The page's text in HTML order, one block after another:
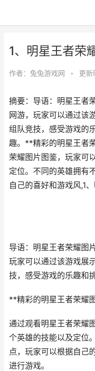
1、明星王者荣
作者： 兔兔游戏网 • 更
摘要：导语：明星王者
网游，玩家可以通过该
组队竞技，感受游戏的
趣。**精彩的明星王者
荣耀图片图鉴，玩家可
定位。不同的英雄拥有
自己的喜好和游戏风,1
导语：明星王者荣耀图
玩家可以通过该游戏展
技，感受游戏的乐趣和
**精彩的明星王者荣耀
通过观看明星王者荣耀
个英雄的技能以及定位
点，玩家可以根据自己
进行游戏。